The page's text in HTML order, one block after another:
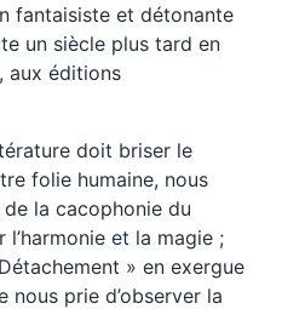
fantaisiste et détonante
un siècle plus tard en
aux éditions
doit briser le
folie humaine, nous
la cacophonie du
et la magie ;
» en exergue
nous prie d’observer la